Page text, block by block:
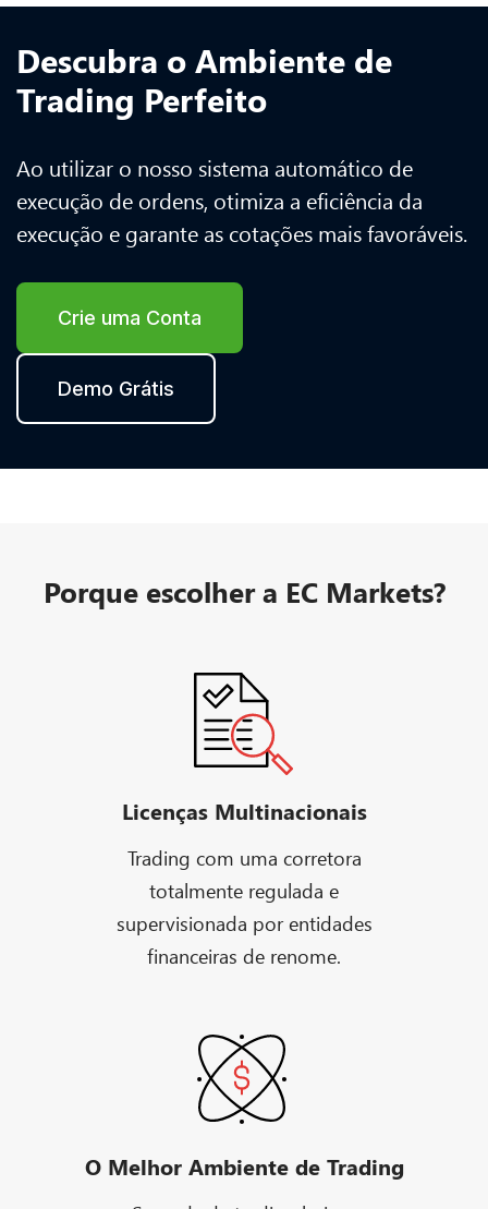
Descubra o Ambiente de
Trading Perfeito
Ao utilizar o nosso sistema automático de
execução de ordens, otimiza a eficiência da
execução e garante as cotações mais favoráveis.
Crie uma Conta
Demo Grátis
Porque escolher a EC Markets?
Licenças Multinacionais
Trading com uma corretora
totalmente regulada e
supervisionada por entidades
financeiras de renome.
O Melhor Ambiente de Trading